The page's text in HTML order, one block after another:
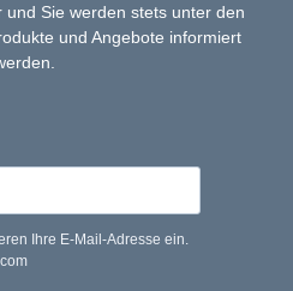
Sie werden stets unter den
und Angebote informiert
Ihre E-Mail-Adresse ein.